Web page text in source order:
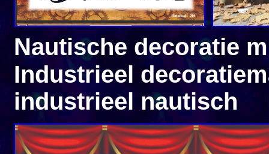
Nautische decoratie
Industrieel
industrieel nautisch